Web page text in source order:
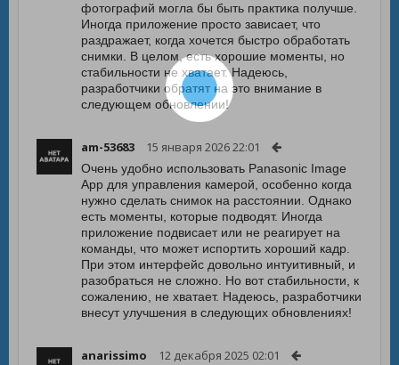
фотографий могла бы быть практика получше.
Иногда приложение просто зависает, что
раздражает, когда хочется быстро обработать
снимки. В целом, есть хорошие моменты, но
стабильности не хватает. Надеюсь,
разработчики обратят на это внимание в
следующем обновлении!
am-53683 15 января 2026 22:01
Очень удобно использовать Panasonic Image
App для управления камерой, особенно когда
нужно сделать снимок на расстоянии. Однако
есть моменты, которые подводят. Иногда
приложение подвисает или не реагирует на
команды, что может испортить хороший кадр.
При этом интерфейс довольно интуитивный, и
разобраться не сложно. Но вот стабильности, к
сожалению, не хватает. Надеюсь, разработчики
внесут улучшения в следующих обновлениях!
anarissimo 12 декабря 2025 02:01